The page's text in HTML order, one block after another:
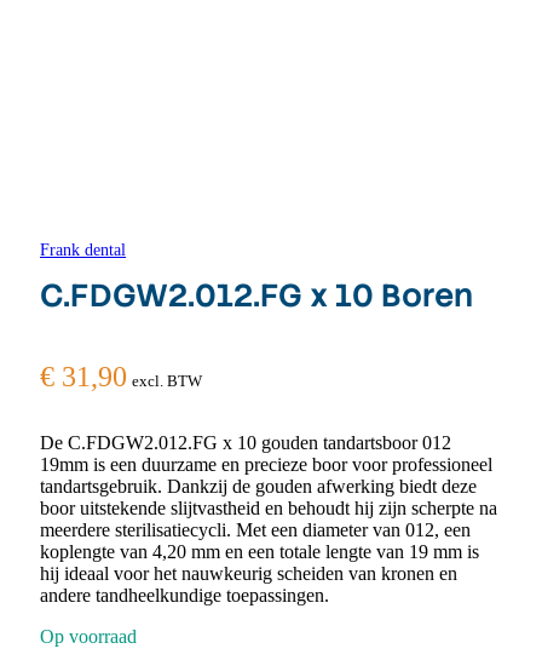
Frank dental
C.FDGW2.012.FG x 10 Boren
€ 31,90 excl. BTW
De C.FDGW2.012.FG x 10 gouden tandartsboor 012
19mm is een duurzame en precieze boor voor professioneel
tandartsgebruik. Dankzij de gouden afwerking biedt deze
boor uitstekende slijtvastheid en behoudt hij zijn scherpte na
meerdere sterilisatiecycli. Met een diameter van 012, een
koplengte van 4,20 mm en een totale lengte van 19 mm is
hij ideaal voor het nauwkeurig scheiden van kronen en
andere tandheelkundige toepassingen.
Op voorraad